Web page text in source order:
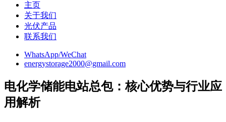
主页
关于我们
光伏产品
联系我们
WhatsApp/WeChat
energystorage2000@gmail.com
电化学储能电站总包：核心优势与行业应
用解析